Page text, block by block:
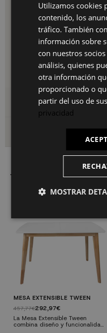
mantener limpio y en
rutinas muy sencillas sin
químicos.
Completa la estética de
para el hogar como esta.
Medidas: Alto 85,3 x Prof.
el asiento 45cm.
Detalles del producto
Envío y devoluciones
También le puede
MESA EXTENSIBLE TWEEN
457,77€292,97€
La Mesa Extensible Tween
combina diseño y funcionalidad
Utilizamos cookies
contenido, los
tráfico. También
información sobre
con nuestros
análisis, quienes
otra información
proporcionado o
partir del uso de
privacidad
MOSTRAR